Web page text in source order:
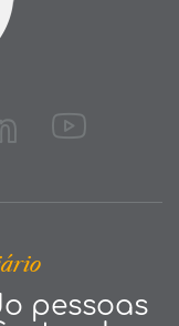
pessoas